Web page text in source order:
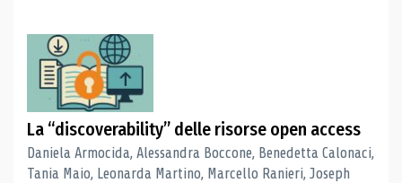
La “discoverability” delle risorse open access
Daniela Armocida, Alessandra Boccone, Benedetta Calonaci,
Tania Maio, Leonarda Martino, Marcello Ranieri, Joseph